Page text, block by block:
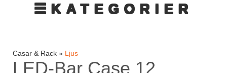
☰KATEGORIER
Casar & Rack » Ljus
LED-Bar Case 12